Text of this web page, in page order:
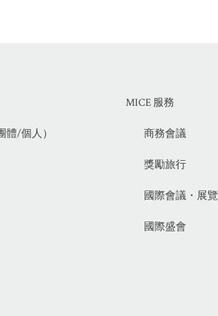
體/個人）
MICE 服務
商務會議
獎勵旅行
國際會議・展覽
國際盛會